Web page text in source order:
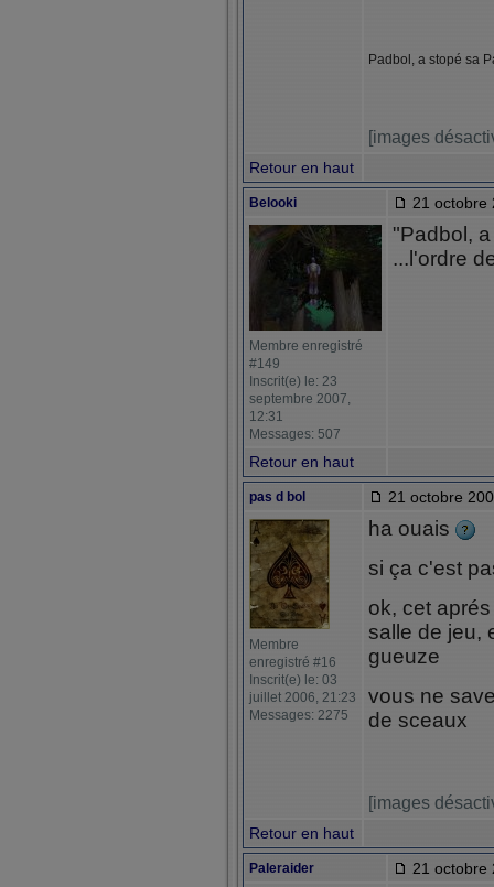
Padbol, a stopé sa
[images
Retour en haut
Belooki 21 octobre
Membre enregistré
#149
Inscrit(e) le: 23
septembre 2007,
12:31
Messages: 507
"Padbol,
...l'ordre
Retour en haut
pas d bol 21 octobre
Membre
enregistré #16
Inscrit(e) le: 03
juillet 2006, 21:23
Messages: 2275
ha ouais
si ça c'est
ok, cet
salle de jeu,
gueuze
vous ne
de sceaux
[images
Retour en haut
Paleraider 21 octobre